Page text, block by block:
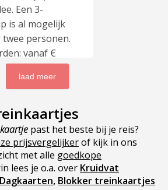
delees
Een 3-
is al mogelijk
personen.
vanaf €
Liever een 4-
betaal je €
in Parijs in
een perfecte
Parijs Met
uur brengt de
Vanuit
laad meer
past het beste bij je reis?
prijsvergelijkerof kijk in ons
met alle goedkope
lees je o.a. over Kruidvat
, Blokker treinkaartjes